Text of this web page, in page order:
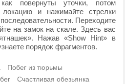
повернуты уточки, потом
и нажимайте стрелки
Переходите
на замок на скале. Здесь вас
Нажав «Show Hint» в
порядок фрагментов.
Побег из тюрьмы
Счастливая обезьянка